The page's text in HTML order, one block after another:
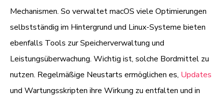
Mechanismen. So verwaltet macOS viele Optimierungen
selbstständig im Hintergrund und Linux-Systeme bieten
ebenfalls Tools zur Speicherverwaltung und
Leistungsüberwachung. Wichtig ist, solche Bordmittel zu
nutzen. Regelmäßige Neustarts ermöglichen es, Updates
und Wartungsskripten ihre Wirkung zu entfalten und in